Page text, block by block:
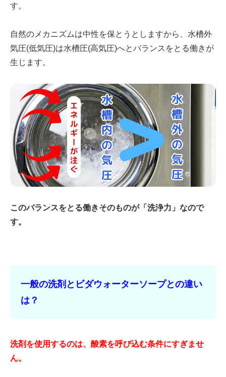
す。
自然のメカニズムは中性を保とうとしますから、水槽外
気圧(低気圧)は水槽圧(高気圧)へとバランスをとる働きが
生じます。
このバランスをとる働きそのものが「洗浄力」なので
す。
一般の洗剤とビダウォーターソープとの違い
は？
洗剤を使用するのは、酸素を呼び込む条件にすぎませ
ん。